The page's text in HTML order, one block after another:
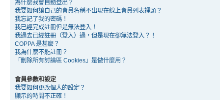
為什麼我會自動登出？
我要如何讓自己的會員名稱不出現在線上會員列表裡頭？
我忘記了我的密碼！
我已經完成註冊但是無法登入！
我過去已經註冊（登入）過，但是現在卻無法登入？！
COPPA 是甚麼？
我為什麼不能註冊？
「刪除所有討論區 Cookies」是做什麼用？
會員參數和設定
我要如何更改個人的設定？
顯示的時間不正確！